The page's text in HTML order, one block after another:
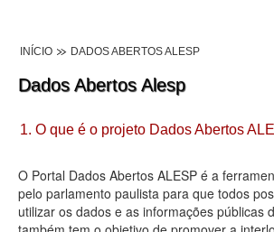
Lei de Acesso à Informação
Dados Governamentais Abertos
Planejamento
Catálogo de dados
INÍCIO DADOS ABERTOS ALESP
Dados Abertos Alesp
1. O que é o projeto Dados Abertos
O Portal Dados Abertos ALESP é a
pelo parlamento paulista para que todos
utilizar os dados e as informações públicas